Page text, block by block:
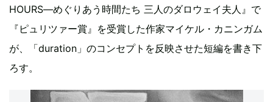
HOURS―めぐりあう時間たち 三人のダロウェイ夫人』で
『ピュリツァー賞』を受賞した作家マイケル・カニンガム
が、「duration」のコンセプトを反映させた短編を書き下
ろす。